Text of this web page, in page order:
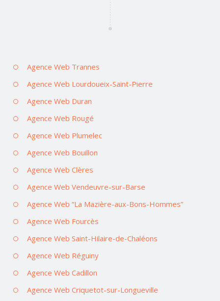
Agence Web Trannes
Agence Web Lourdoueix-Saint-Pierre
Agence Web Duran
Agence Web Rougé
Agence Web Plumelec
Agence Web Bouillon
Agence Web Clères
Agence Web Vendeuvre-sur-Barse
Agence Web “La Mazière-aux-Bons-Hommes”
Agence Web Fourcès
Agence Web Saint-Hilaire-de-Chaléons
Agence Web Réguiny
Agence Web Cadillon
Agence Web Criquetot-sur-Longueville